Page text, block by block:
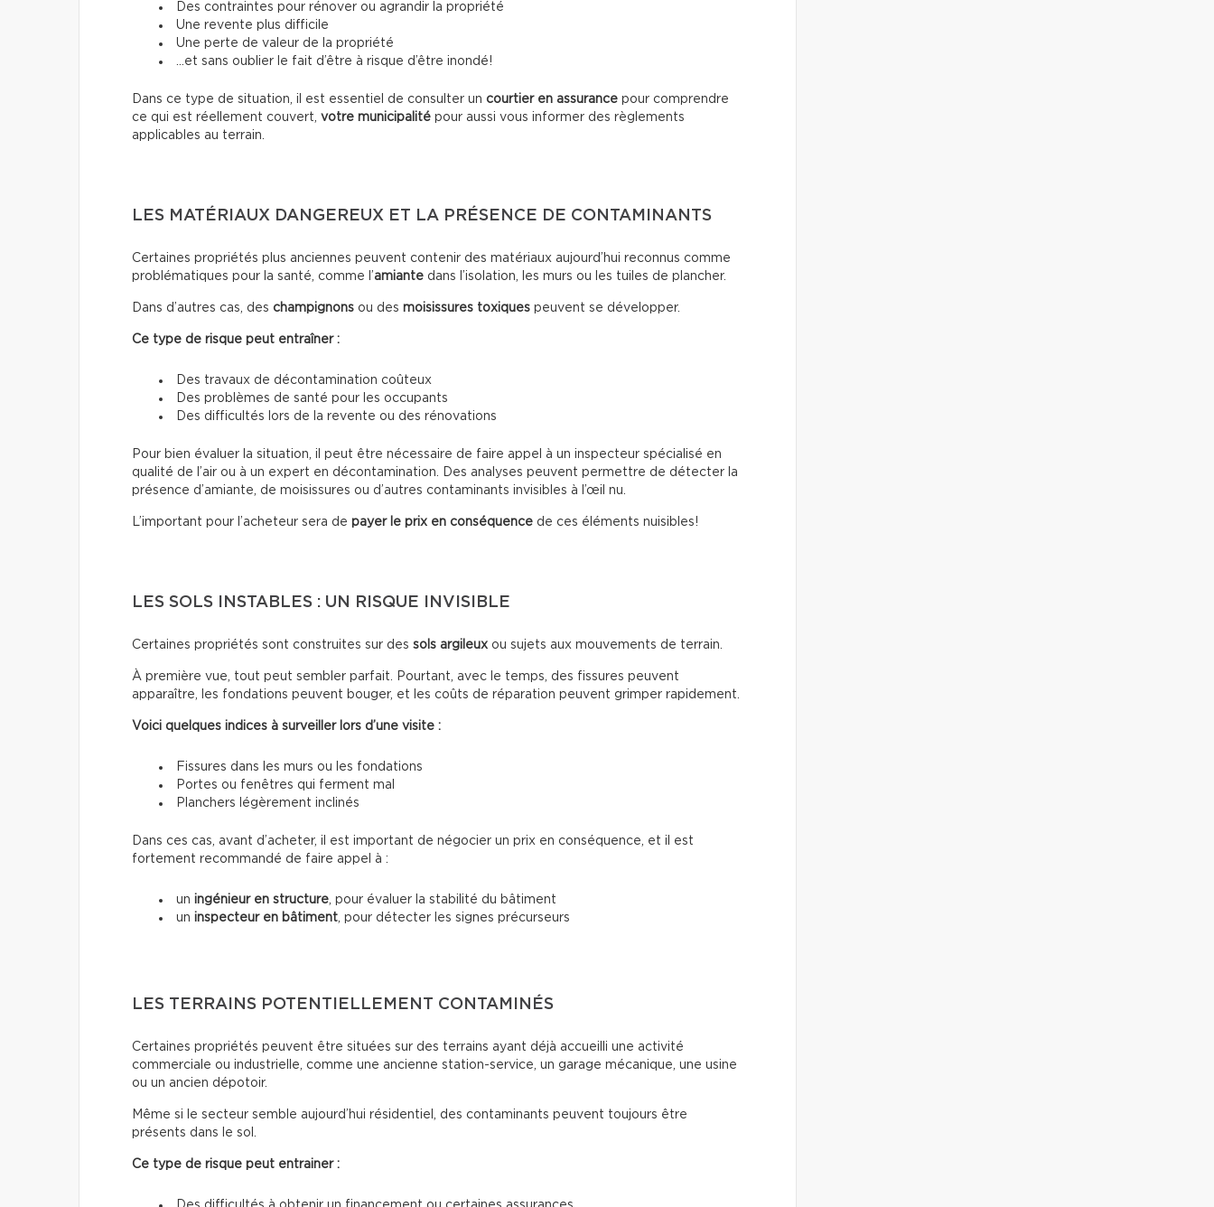
Des contraintes pour rénover ou agrandir la propriété
Une revente plus difficile
Une perte de valeur de la propriété
…et sans oublier le fait d’être à risque d’être inondé!
Dans ce type de situation, il est essentiel de consulter un courtier en assurance pour comprendre
ce qui est réellement couvert, votre municipalité pour aussi vous informer des règlements
applicables au terrain.
LES MATÉRIAUX DANGEREUX ET LA PRÉSENCE DE CONTAMINANTS
Certaines propriétés plus anciennes peuvent contenir des matériaux aujourd’hui reconnus comme
problématiques pour la santé, comme l’amiante dans l’isolation, les murs ou les tuiles de plancher.
Dans d’autres cas, des champignons ou des moisissures toxiques peuvent se développer.
Ce type de risque peut entraîner :
Des travaux de décontamination coûteux
Des problèmes de santé pour les occupants
Des difficultés lors de la revente ou des rénovations
Pour bien évaluer la situation, il peut être nécessaire de faire appel à un inspecteur spécialisé en
qualité de l’air ou à un expert en décontamination. Des analyses peuvent permettre de détecter la
présence d’amiante, de moisissures ou d’autres contaminants invisibles à l’œil nu.
L’important pour l’acheteur sera de payer le prix en conséquence de ces éléments nuisibles!
LES SOLS INSTABLES : UN RISQUE INVISIBLE
Certaines propriétés sont construites sur des sols argileux ou sujets aux mouvements de terrain.
À première vue, tout peut sembler parfait. Pourtant, avec le temps, des fissures peuvent
apparaître, les fondations peuvent bouger, et les coûts de réparation peuvent grimper rapidement.
Voici quelques indices à surveiller lors d’une visite :
Fissures dans les murs ou les fondations
Portes ou fenêtres qui ferment mal
Planchers légèrement inclinés
Dans ces cas, avant d’acheter, il est important de négocier un prix en conséquence, et il est
fortement recommandé de faire appel à :
un ingénieur en structure, pour évaluer la stabilité du bâtiment
un inspecteur en bâtiment, pour détecter les signes précurseurs
LES TERRAINS POTENTIELLEMENT CONTAMINÉS
Certaines propriétés peuvent être situées sur des terrains ayant déjà accueilli une activité
commerciale ou industrielle, comme une ancienne station-service, un garage mécanique, une usine
ou un ancien dépotoir.
Même si le secteur semble aujourd’hui résidentiel, des contaminants peuvent toujours être
présents dans le sol.
Ce type de risque peut entrainer :